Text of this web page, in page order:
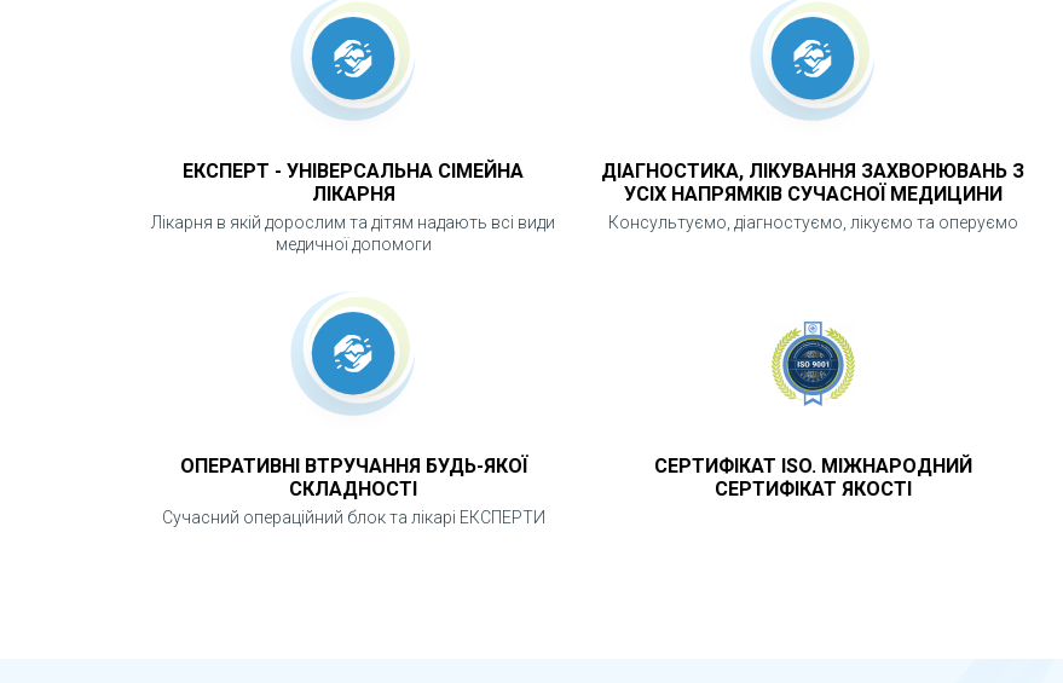
ЕКСПЕРТ - УНІВЕРСАЛЬНА СІМЕЙНА
ЛІКАРНЯ
Лікарня в якій дорослим та дітям надають всі види
медичної допомоги
ДІАГНОСТИКА, ЛІКУВАННЯ ЗАХВОРЮВАНЬ З
УСІХ НАПРЯМКІВ СУЧАСНОЇ МЕДИЦИНИ
Консультуємо, діагностуємо, лікуємо та оперуємо
ОПЕРАТИВНІ ВТРУЧАННЯ БУДЬ-ЯКОЇ
СКЛАДНОСТІ
Сучасний операційний блок та лікарі ЕКСПЕРТИ
СЕРТИФІКАТ ISO. МІЖНАРОДНИЙ
СЕРТИФІКАТ ЯКОСТІ